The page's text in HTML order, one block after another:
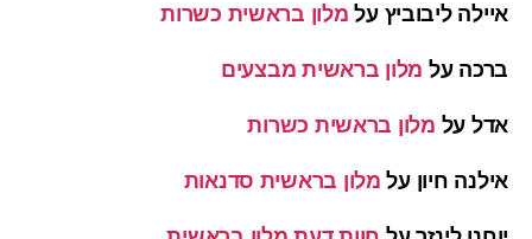
איילה ליבוביץ על מלון בראשית כשרות
ברכה על מלון בראשית מבצעים
אדל על מלון בראשית כשרות
אילנה חיון על מלון בראשית סדנאות